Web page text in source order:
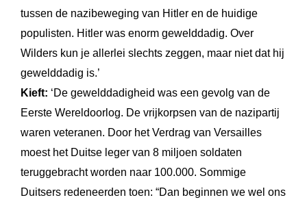
tussen de nazibeweging van Hitler en de huidige
populisten. Hitler was enorm gewelddadig. Over
Wilders kun je allerlei slechts zeggen, maar niet dat hij
gewelddadig is.’
Kieft: ‘De gewelddadigheid was een gevolg van de
Eerste Wereldoorlog. De vrijkorpsen van de nazipartij
waren veteranen. Door het Verdrag van Versailles
moest het Duitse leger van 8 miljoen soldaten
teruggebracht worden naar 100.000. Sommige
Duitsers redeneerden toen: “Dan beginnen we wel ons